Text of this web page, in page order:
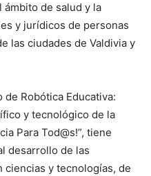
de salud y la
y jurídicos de personas
las ciudades de Valdivia y
Robótica Educativa:
y tecnológico de la
Para Tod@s!”, tiene
desarrollo de las
ciencias y tecnologías, de